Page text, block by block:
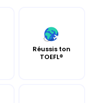
Réussis ton
TOEFL®